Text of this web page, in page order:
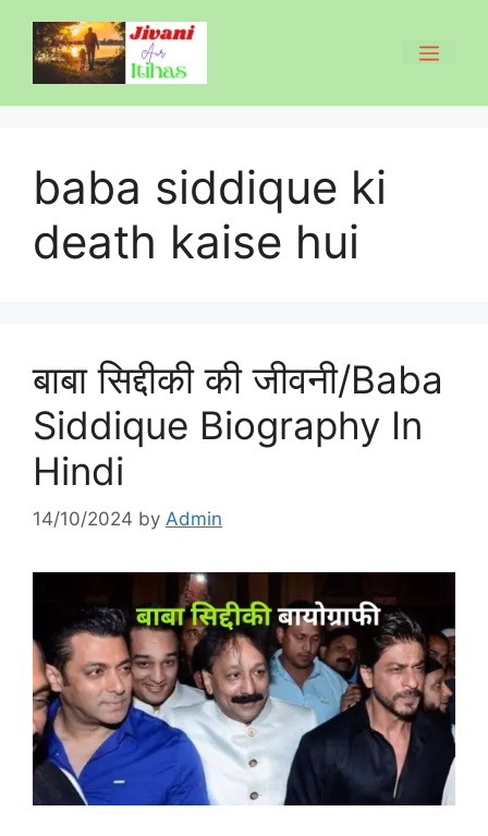
content
baba siddique ki
death kaise hui
बाबा सिद्दीकी की जीवनी/Baba
Siddique Biography In
Hindi
14/10/2024 by Admin